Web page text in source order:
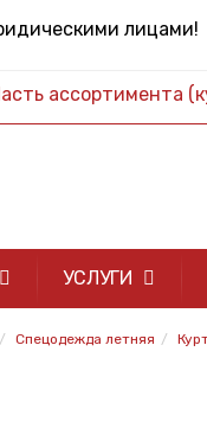
лицами!
ассортимента
УСЛУГИ
Спецодежда летняя